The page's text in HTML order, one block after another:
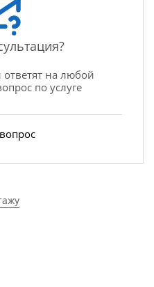
на любой
по услуге